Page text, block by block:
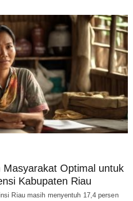
Optimal untuk
Kabupaten Riau
Riau masih menyentuh 17,4 persen